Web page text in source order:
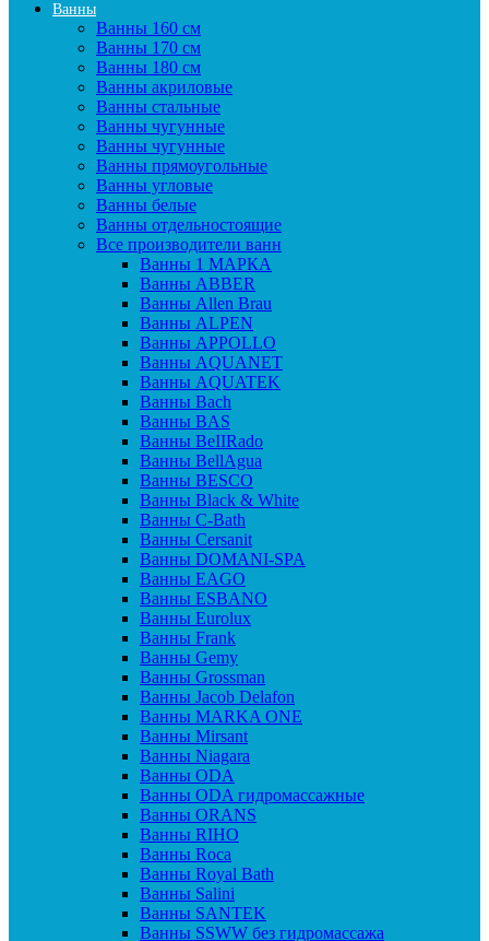
Ванны
Ванны 160 см
Ванны 170 см
Ванны 180 см
Ванны акриловые
Ванны стальные
Ванны чугунные
Ванны чугунные
Ванны прямоугольные
Ванны угловые
Ванны белые
Ванны отдельностоящие
Все производители ванн
Ванны 1 МАРКА
Ванны ABBER
Ванны Allen Brau
Ванны ALPEN
Ванны APPOLLO
Ванны AQUANET
Ванны AQUATEK
Ванны Bach
Ванны BAS
Ванны BeIIRado
Ванны BellAgua
Ванны BESCO
Ванны Black & White
Ванны C-Bath
Ванны Cersanit
Ванны DOMANI-SPA
Ванны EAGO
Ванны ESBANO
Ванны Eurolux
Ванны Frank
Ванны Gemy
Ванны Grossman
Ванны Jacob Delafon
Ванны MARKA ONE
Ванны Mirsant
Ванны Niagara
Ванны ODA
Ванны ODA гидромассажные
Ванны ORANS
Ванны RIHO
Ванны Roca
Ванны Royal Bath
Ванны Salini
Ванны SANTEK
Ванны SSWW без гидромассажа